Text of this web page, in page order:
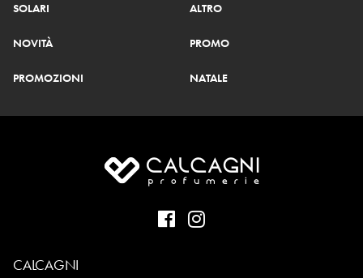
SOLARI ALTRO
NOVITÀ PROMO
PROMOZIONI NATALE
CALCAGNI